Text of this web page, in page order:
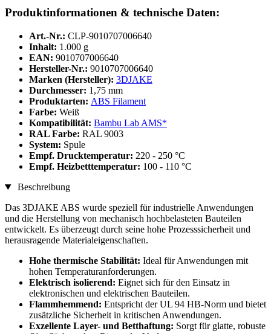
Produktinformationen & technische Daten:
Art.-Nr.: CLP-9010707006640
Inhalt: 1.000 g
EAN: 9010707006640
Hersteller-Nr.: 9010707006640
Marken (Hersteller): 3DJAKE
Durchmesser: 1,75 mm
Produktarten: ABS Filament
Farbe: Weiß
Kompatibilität: Bambu Lab AMS*
RAL Farbe: RAL 9003
System: Spule
Empf. Drucktemperatur: 220 - 250 °C
Empf. Heizbetttemperatur: 100 - 110 °C
Beschreibung
Das 3DJAKE ABS wurde speziell für industrielle Anwendungen
und die Herstellung von mechanisch hochbelasteten Bauteilen
entwickelt. Es überzeugt durch seine hohe Prozesssicherheit und
herausragende Materialeigenschaften.
Hohe thermische Stabilität: Ideal für Anwendungen mit
hohen Temperaturanforderungen.
Elektrisch isolierend: Eignet sich für den Einsatz in
elektronischen und elektrischen Bauteilen.
Flammhemmend: Entspricht der UL 94 HB-Norm und bietet
zusätzliche Sicherheit in kritischen Anwendungen.
Exzellente Layer- und Betthaftung: Sorgt für glatte, robuste